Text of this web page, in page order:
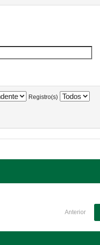
Registro(s)
Anterior